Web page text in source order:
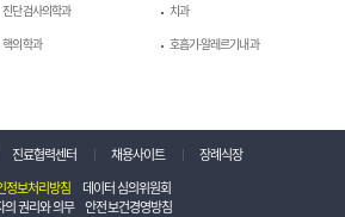
진단검사의학과
치과
핵의학과
호흡기-알레르기내과
진료협력센터 채용사이트
장례식장
정보처리방침
데이터 심의위원회
의 권리와 의무
안전보건경영방침